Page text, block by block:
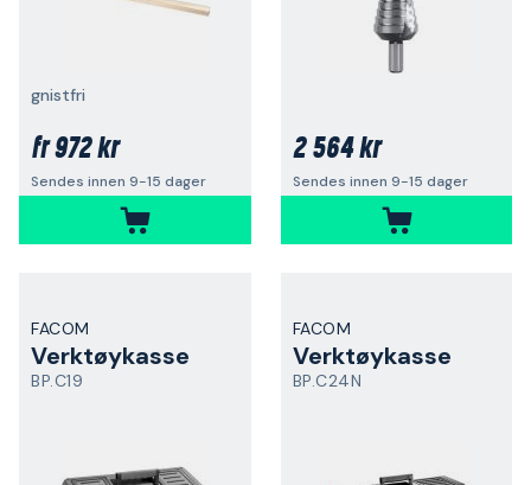
gnistfri
fr972 kr
Sendes innen 9-15 dager
2 564 kr
Sendes innen 9-15 dager
FACOM
Verktøykasse
BP.C19
FACOM
Verktøykasse
BP.C24N